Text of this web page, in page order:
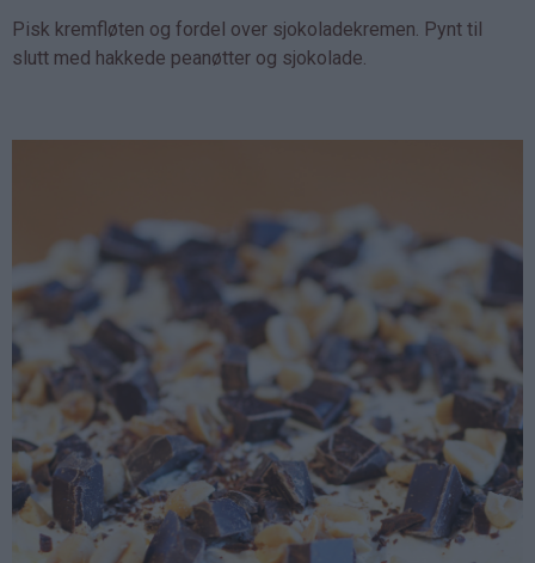
Pisk kremfløten og fordel over sjokoladekremen. Pynt til
slutt med hakkede peanøtter og sjokolade.